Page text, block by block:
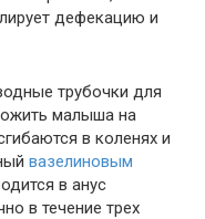
дефекацию и
трубочки для
малыша на
в коленях и
вазелиновым
в анус
в течение трех